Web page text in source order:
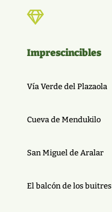

Imprescincibles
Vía Verde del Plazaola
Cueva de Mendukilo
San Miguel de Aralar
El balcón de los buitres